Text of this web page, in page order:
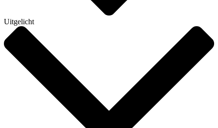
Uitgelicht